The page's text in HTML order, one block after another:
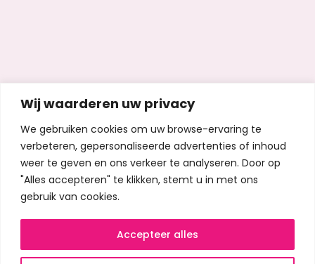
Wij waarderen uw privacy
We gebruiken cookies om uw browse-ervaring te
verbeteren, gepersonaliseerde advertenties of inhoud
weer te geven en ons verkeer te analyseren. Door op
"Alles accepteren" te klikken, stemt u in met ons
gebruik van cookies.
Accepteer alles